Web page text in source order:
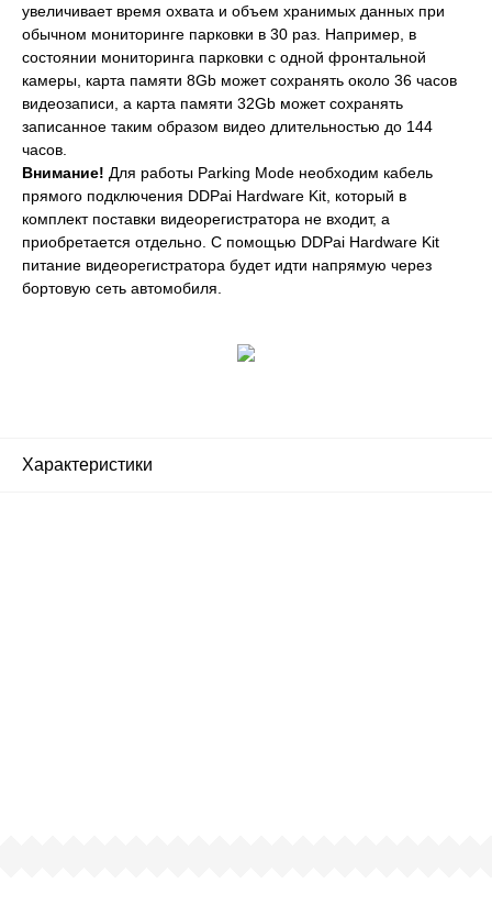
увеличивает время охвата и объем хранимых данных при
обычном мониторинге парковки в 30 раз. Например, в
состоянии мониторинга парковки с одной фронтальной
камеры, карта памяти 8Gb может сохранять около 36 часов
видеозаписи, а карта памяти 32Gb может сохранять
записанное таким образом видео длительностью до 144
часов.
Внимание! Для работы Parking Mode необходим кабель
прямого подключения DDPai Hardware Kit, который в
комплект поставки видеорегистратора не входит, а
приобретается отдельно. С помощью DDPai Hardware Kit
питание видеорегистратора будет идти напрямую через
бортовую сеть автомобиля.
Характеристики